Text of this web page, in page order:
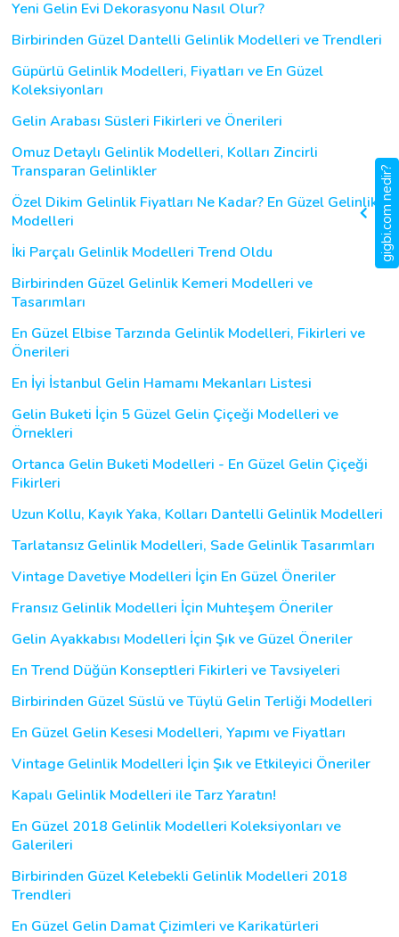
Yeni Gelin Evi Dekorasyonu Nasıl Olur?
Birbirinden Güzel Dantelli Gelinlik Modelleri ve Trendleri
Güpürlü Gelinlik Modelleri, Fiyatları ve En Güzel
Koleksiyonları
Gelin Arabası Süsleri Fikirleri ve Önerileri
Omuz Detaylı Gelinlik Modelleri, Kolları Zincirli
Transparan Gelinlikler
Özel Dikim Gelinlik Fiyatları Ne Kadar? En Güzel Gelinlik
Modelleri
İki Parçalı Gelinlik Modelleri Trend Oldu
Birbirinden Güzel Gelinlik Kemeri Modelleri ve
Tasarımları
En Güzel Elbise Tarzında Gelinlik Modelleri, Fikirleri ve
Önerileri
En İyi İstanbul Gelin Hamamı Mekanları Listesi
Gelin Buketi İçin 5 Güzel Gelin Çiçeği Modelleri ve
Örnekleri
Ortanca Gelin Buketi Modelleri - En Güzel Gelin Çiçeği
Fikirleri
Uzun Kollu, Kayık Yaka, Kolları Dantelli Gelinlik Modelleri
Tarlatansız Gelinlik Modelleri, Sade Gelinlik Tasarımları
Vintage Davetiye Modelleri İçin En Güzel Öneriler
Fransız Gelinlik Modelleri İçin Muhteşem Öneriler
Gelin Ayakkabısı Modelleri İçin Şık ve Güzel Öneriler
En Trend Düğün Konseptleri Fikirleri ve Tavsiyeleri
Birbirinden Güzel Süslü ve Tüylü Gelin Terliği Modelleri
En Güzel Gelin Kesesi Modelleri, Yapımı ve Fiyatları
Vintage Gelinlik Modelleri İçin Şık ve Etkileyici Öneriler
Kapalı Gelinlik Modelleri ile Tarz Yaratın!
En Güzel 2018 Gelinlik Modelleri Koleksiyonları ve
Galerileri
Birbirinden Güzel Kelebekli Gelinlik Modelleri 2018
Trendleri
En Güzel Gelin Damat Çizimleri ve Karikatürleri
gigbi.com nedir?